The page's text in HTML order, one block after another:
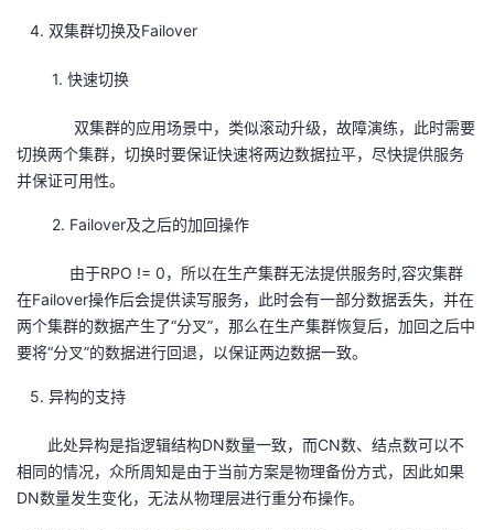
4. 双集群切换及Failover
1. 快速切换
双集群的应用场景中，类似滚动升级，故障演练，此时需要
切换两个集群，切换时要保证快速将两边数据拉平，尽快提供服务
并保证可用性。
2. Failover及之后的加回操作
由于RPO != 0，所以在生产集群无法提供服务时,容灾集群
在Failover操作后会提供读写服务，此时会有一部分数据丢失，并在
两个集群的数据产生了“分叉”，那么在生产集群恢复后，加回之后中
要将“分叉”的数据进行回退，以保证两边数据一致。
5. 异构的支持
此处异构是指逻辑结构DN数量一致，而CN数、结点数可以不
相同的情况，众所周知是由于当前方案是物理备份方式，因此如果
DN数量发生变化，无法从物理层进行重分布操作。